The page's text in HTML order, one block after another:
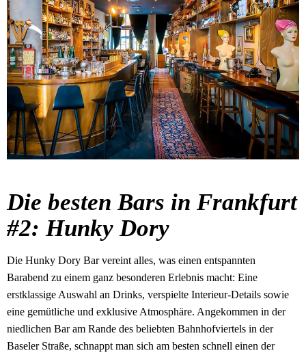
Die besten Bars in Frankfurt
#2: Hunky Dory
Die Hunky Dory Bar vereint alles, was einen entspannten
Barabend zu einem ganz besonderen Erlebnis macht: Eine
erstklassige Auswahl an Drinks, verspielte Interieur-Details sowie
eine gemütliche und exklusive Atmosphäre. Angekommen in der
niedlichen Bar am Rande des beliebten Bahnhofviertels in der
Baseler Straße, schnappt man sich am besten schnell einen der